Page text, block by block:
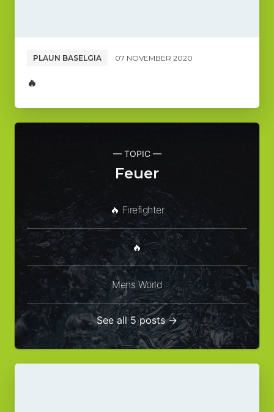
PLAUN BASELGIA 07 NOVEMBER 2020
🔥
— TOPIC —
Feuer
🔥 Firefighter
🔥
Mens World
See all 5 posts →